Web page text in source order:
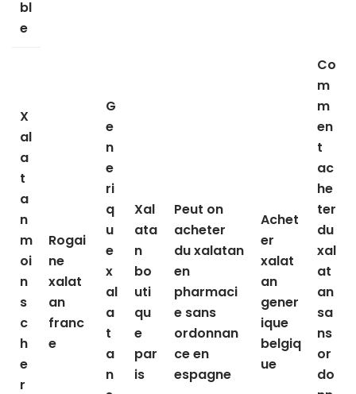
bl
e
X
al
a
t
a
n
m
oi
n
s
c
h
e
r
Rogai
ne
xalat
an
franc
e
G
e
n
e
ri
q
u
e
x
al
a
t
a
n
Xal
ata
n
bo
uti
qu
e
par
is
Peut on
acheter
du xalatan
en
pharmaci
e sans
ordonnan
ce en
espagne
Achet
er
xalat
an
gener
ique
belgiq
ue
Co
m
m
en
t
ac
he
ter
du
xal
at
an
sa
ns
or
do